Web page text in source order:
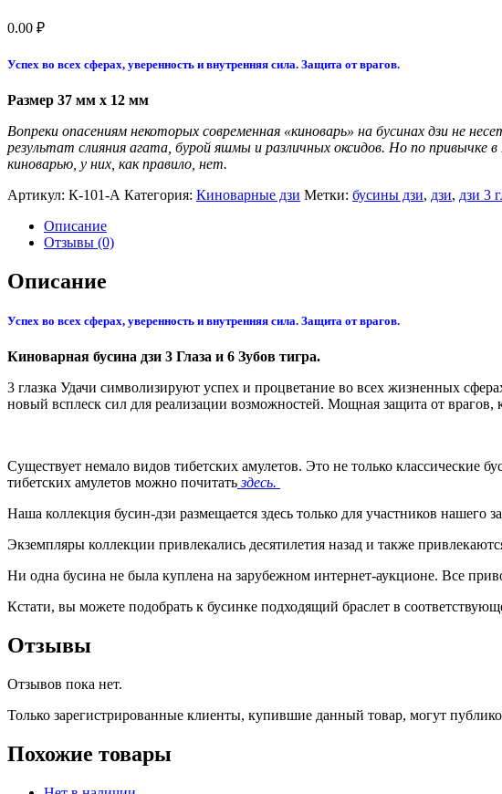
0.00 ₽
Успех во всех сферах, уверенность и внутренняя сила. Защита от врагов.
Размер 37 мм x 12 мм
Вопреки опасениям некоторых современная «киноварь» на бусинах дзи не
результат слияния агата, бурой яшмы и различных оксидов. Но по
киноварью, у них, как правило, нет.
Артикул: К-101-А Категория: Киноварные дзи Метки: бусины дзи, дзи, дзи 3
Описание
Отзывы (0)
Описание
Успех во всех сферах, уверенность и внутренняя сила. Защита от врагов.
Киноварная бусина дзи 3 Глаза и 6 Зубов тигра.
3 глазка Удачи символизируют успех и процветание во всех жизненных
новый всплеск сил для реализации возможностей. Мощная защита от врагов,
Существует немало видов тибетских амулетов. Это не только
тибетских амулетов можно почитатьздесь.
Наша коллекция бусин-дзи размещается здесь только для участников
Экземпляры коллекции привлекались десятилетия назад и также
Ни одна бусина не была куплена на зарубежном интернет-аукционе. Все
Кстати, вы можете подобрать к бусинке подходящий браслет в
Отзывы
Отзывов пока нет.
Только зарегистрированные клиенты, купившие данный товар, могут
Похожие товары